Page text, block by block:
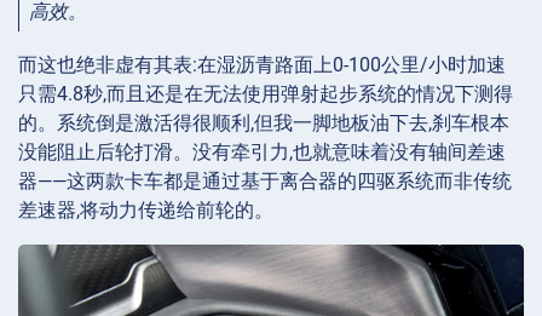
高效。
而这也绝非虚有其表:在湿沥青路面上0-100公里/小时加速
只需4.8秒,而且还是在无法使用弹射起步系统的情况下测得
的。系统倒是激活得很顺利,但我一脚地板油下去,刹车根本
没能阻止后轮打滑。没有牵引力,也就意味着没有轴间差速
器——这两款卡车都是通过基于离合器的四驱系统而非传统
差速器,将动力传递给前轮的。